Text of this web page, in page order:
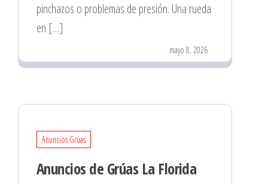
pinchazos o problemas de presión. Una rueda
en […]
mayo 8, 2026
Anuncios Grúas
Anuncios de Grúas La Florida